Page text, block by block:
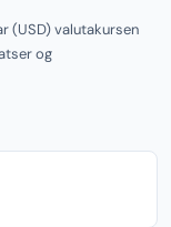
(USD) valutakursen
og